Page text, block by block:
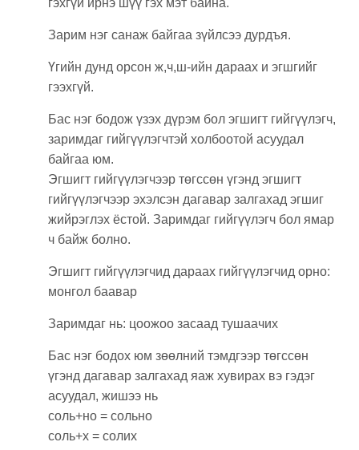
гэхгүй ирнэ шүү гэх мэт байна.
Зарим нэг санаж байгаа зүйлсээ дурдъя.
Үгийн дунд орсон ж,ч,ш-ийн дараах и эгшгийг
гээхгүй.
Бас нэг бодож үзэх дүрэм бол эгшигт гийгүүлэгч,
заримдаг гийгүүлэгчтэй холбоотой асуудал
байгаа юм.
Эгшигт гийгүүлэгчээр төгссөн үгэнд эгшигт
гийгүүлэгчээр эхэлсэн дагавар залгахад эгшиг
жийрэглэх ёстой. Заримдаг гийгүүлэгч бол ямар
ч байж болно.
Эгшигт гийгүүлэгчид дараах гийгүүлэгчид орно:
монгол баавар
Заримдаг нь: цоожоо засаад тушаачих
Бас нэг бодох юм зөөлний тэмдгээр төгссөн
үгэнд дагавар залгахад яаж хувирах вэ гэдэг
асуудал, жишээ нь
соль+но = сольно
соль+х = солих